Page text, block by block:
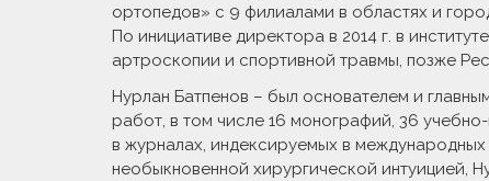
ортопедов» с 9 филиалами в областях и
По инициативе директора в 2014 г. в
артроскопии и спортивной травмы, позже
Нурлан Батпенов – был основателем и
работ, в том числе 16 монографий, 36
в журналах, индексируемых в
необыкновенной хирургической интуицией,